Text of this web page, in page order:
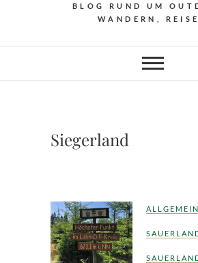
BLOG RUND UM
WANDERN,
Siegerland
ALLGEMEIN